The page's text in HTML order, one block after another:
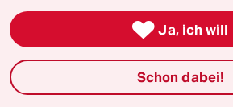
Frauen in den „mittleren Jahren“
Die Gelassenheit des
Essay von Katja Kullmann
 Ja, ich will
Schon dabei!